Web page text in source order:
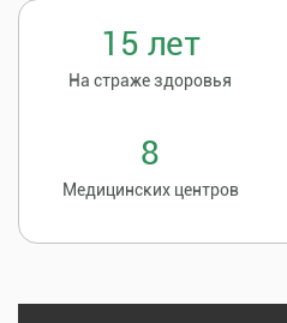
15 лет
На страже здоровья
8
Медицинских центров